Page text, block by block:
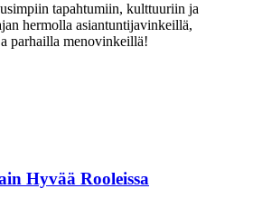
tapahtumiin, kulttuuriin ja
hermolla asiantuntijavinkeillä,
parhailla menovinkeillä!
Hyvää Rooleissa